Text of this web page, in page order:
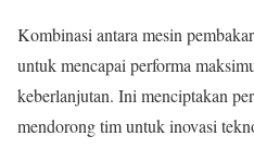
Kombinasi antara mesin
untuk mencapai performa
keberlanjutan. Ini menciptakan
mendorong tim untuk inovasi